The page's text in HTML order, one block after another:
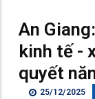
An
kinh tế -
quyết
25/12/2025